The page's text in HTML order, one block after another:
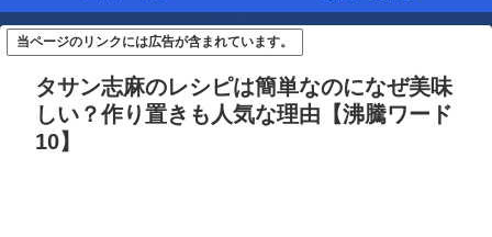
当ページのリンクには広告が含まれています。
タサン志麻のレシピは簡単なのになぜ美味
しい？作り置きも人気な理由【沸騰ワード
10】